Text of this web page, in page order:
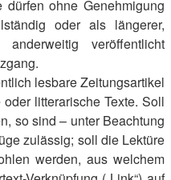
ohne Genehmigung
oder als längerer,
anderweitig veröffentlicht
lesbare Zeitungsartikel
litterarische Texte. Soll
so sind – unter Beachtung
zulässig; soll die Lektüre
werden, aus welchem